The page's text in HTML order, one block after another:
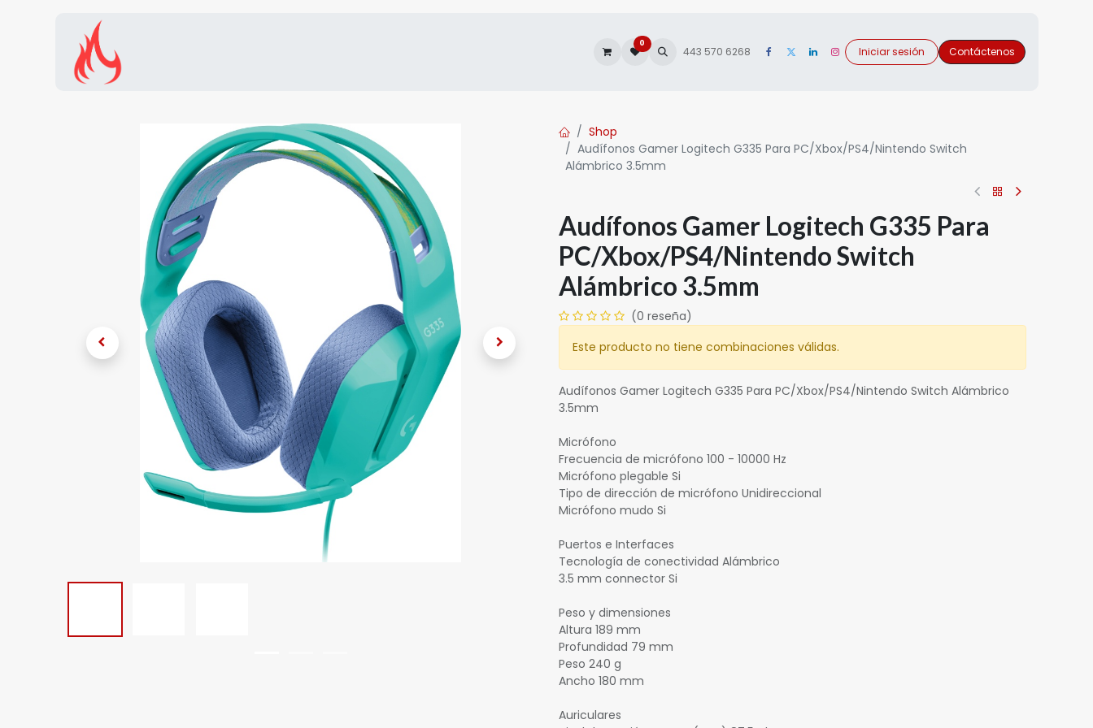
0
443 570 6268 Iniciar sesión Contáctenos
Shop
Audífonos Gamer Logitech G335 Para PC/Xbox/PS4/Nintendo Switch
Alámbrico 3.5mm
Audífonos Gamer Logitech G335 Para
PC/Xbox/PS4/Nintendo Switch
Alámbrico 3.5mm
(0 reseña)
Este producto no tiene combinaciones válidas.
Audífonos Gamer Logitech G335 Para PC/Xbox/PS4/Nintendo Switch Alámbrico
3.5mm
Micrófono
Frecuencia de micrófono 100 - 10000 Hz
Micrófono plegable Si
Tipo de dirección de micrófono Unidireccional
Micrófono mudo Si
Puertos e Interfaces
Tecnología de conectividad Alámbrico
3.5 mm connector Si
Peso y dimensiones
Altura 189 mm
Profundidad 79 mm
Peso 240 g
Ancho 180 mm
Auriculares